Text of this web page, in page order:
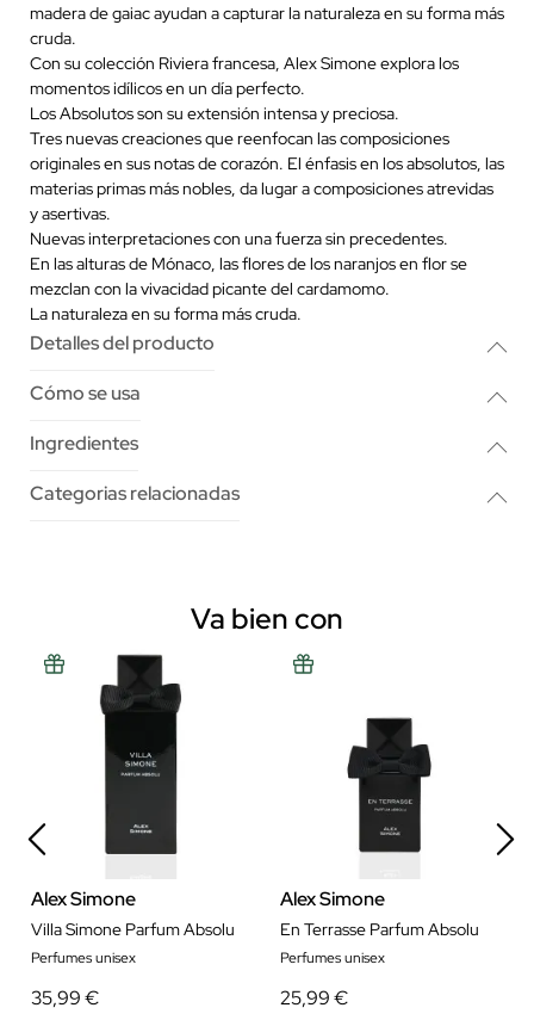
madera de gaiac ayudan a capturar la naturaleza en su forma más
cruda.
Con su colección Riviera francesa, Alex Simone explora los
momentos idílicos en un día perfecto.
Los Absolutos son su extensión intensa y preciosa.
Tres nuevas creaciones que reenfocan las composiciones
originales en sus notas de corazón. El énfasis en los absolutos, las
materias primas más nobles, da lugar a composiciones atrevidas
y asertivas.
Nuevas interpretaciones con una fuerza sin precedentes.
En las alturas de Mónaco, las flores de los naranjos en flor se
mezclan con la vivacidad picante del cardamomo.
La naturaleza en su forma más cruda.
Detalles del producto
Cómo se usa
Ingredientes
Categorias relacionadas
Va bien con
Alex Simone
Villa Simone Parfum Absolu
Perfumes unisex
35,99 €
Alex Simone
En Terrasse Parfum Absolu
Perfumes unisex
25,99 €